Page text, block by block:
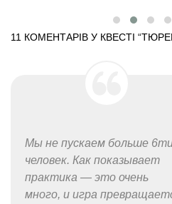
11 КОМЕНТАРІВ У КВЕСТІ “
Мы не пускаем больше
человек. Как показывает
практика — это очень
много, и игра